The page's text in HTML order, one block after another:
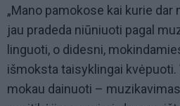
„Mano pamokose kai kurie
jau pradeda niūniuoti pagal
linguoti, o didesni,
išmoksta taisyklingai
mokau dainuoti –